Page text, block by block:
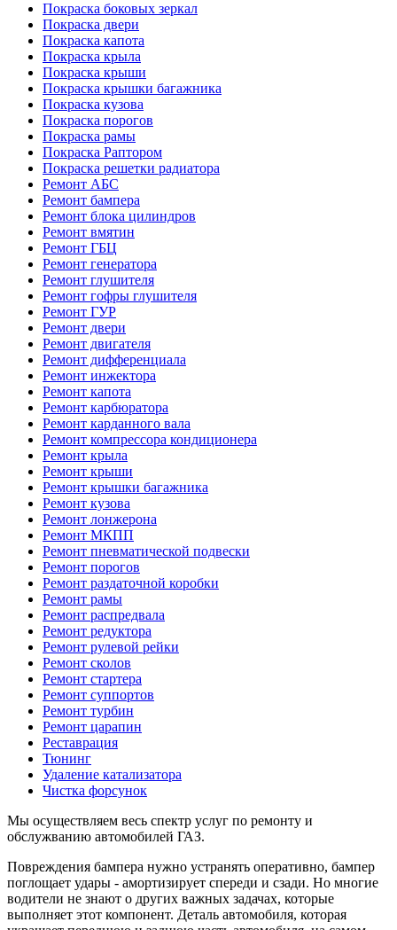
Покраска боковых зеркал
Покраска двери
Покраска капота
Покраска крыла
Покраска крыши
Покраска крышки багажника
Покраска кузова
Покраска порогов
Покраска рамы
Покраска Раптором
Покраска решетки радиатора
Ремонт АБС
Ремонт бампера
Ремонт блока цилиндров
Ремонт вмятин
Ремонт ГБЦ
Ремонт генератора
Ремонт глушителя
Ремонт гофры глушителя
Ремонт ГУР
Ремонт двери
Ремонт двигателя
Ремонт дифференциала
Ремонт инжектора
Ремонт капота
Ремонт карбюратора
Ремонт карданного вала
Ремонт компрессора кондиционера
Ремонт крыла
Ремонт крыши
Ремонт крышки багажника
Ремонт кузова
Ремонт лонжерона
Ремонт МКПП
Ремонт пневматической подвески
Ремонт порогов
Ремонт раздаточной коробки
Ремонт рамы
Ремонт распредвала
Ремонт редуктора
Ремонт рулевой рейки
Ремонт сколов
Ремонт стартера
Ремонт суппортов
Ремонт турбин
Ремонт царапин
Реставрация
Тюнинг
Удаление катализатора
Чистка форсунок
Мы осуществляем весь спектр услуг по ремонту и
обслужванию автомобилей ГАЗ.
Повреждения бампера нужно устранять оперативно, бампер
поглощает удары - амортизирует спереди и сзади. Но многие
водители не знают о других важных задачах, которые
выполняет этот компонент. Деталь автомобиля, которая